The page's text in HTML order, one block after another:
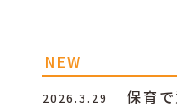
NEW
2026.3.29 保育